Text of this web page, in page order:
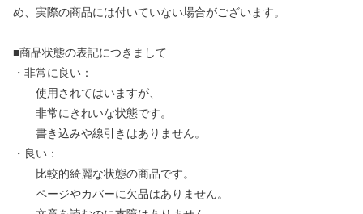
め、実際の商品には付いていない場合がございます。
■商品状態の表記につきまして
・非常に良い：
使用されてはいますが、
非常にきれいな状態です。
書き込みや線引きはありません。
・良い：
比較的綺麗な状態の商品です。
ページやカバーに欠品はありません。